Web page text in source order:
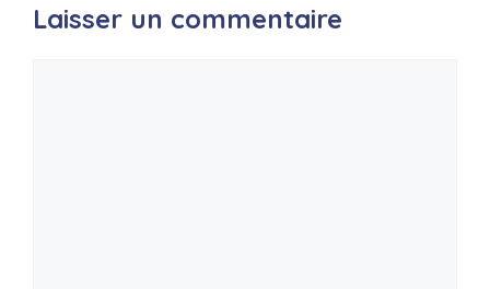
Laisser un commentaire